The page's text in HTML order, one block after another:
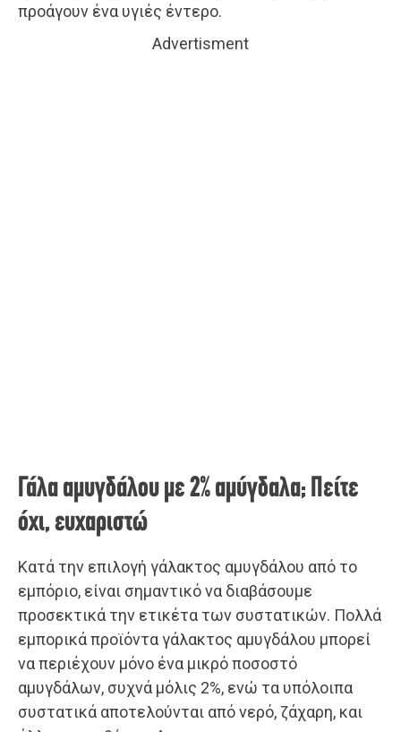
προάγουν ένα υγιές έντερο.
Advertisment
Γάλα αμυγδάλου με 2% αμύγδαλα; Πείτε
όχι, ευχαριστώ
Κατά την επιλογή γάλακτος αμυγδάλου από το
εμπόριο, είναι σημαντικό να διαβάσουμε
προσεκτικά την ετικέτα των συστατικών. Πολλά
εμπορικά προϊόντα γάλακτος αμυγδάλου μπορεί
να περιέχουν μόνο ένα μικρό ποσοστό
αμυγδάλων, συχνά μόλις 2%, ενώ τα υπόλοιπα
συστατικά αποτελούνται από νερό, ζάχαρη, και